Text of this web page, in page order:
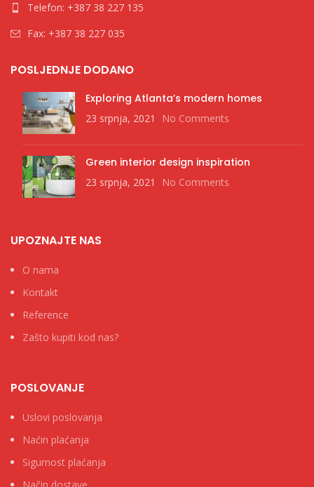
životom. TWS funkcija - True
Bluetooth 5.0
Telefon: +387 38 227 135
Fax: +387 38 227 035
POSLJEDNJE DODANO
Exploring Atlanta’s modern homes
23 srpnja, 2021 No Comments
Green interior design inspiration
23 srpnja, 2021 No Comments
UPOZNAJTE NAS
O nama
Kontakt
Reference
Zašto kupiti kod nas?
POSLOVANJE
Uslovi poslovanja
Naćin plaćanja
Sigurnost plaćanja